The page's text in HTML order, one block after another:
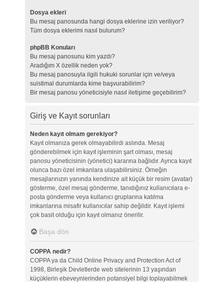
Dosya ekleri
Bu mesaj panosunda hangi dosya eklerine izin veriliyor?
Tüm dosya eklerimi nasıl bulurum?
phpBB Konuları
Bu mesaj panosunu kim yazdı?
Aradığım X özellik neden yok?
Bu mesaj panosuyla ilgili hukuki sorunlar için ve/veya
suistimal durumlarda kime başvurabilirim?
Bir mesaj panosu yöneticisiyle nasıl iletişime geçebilirim?
Giriş ve Kayıt sorunları
Neden kayıt olmam gerekiyor?
Kayıt olmanıza gerek olmayabilirdi aslında. Mesaj
gönderebilmek için kayıt işleminin şart olması, mesaj
panosu yöneticisinin (yönetici) kararına bağlıdır. Ayrıca kayıt
olunca bazı özel imkanlara ulaşabilirsiniz. Örneğin
mesajlarınızın yanında kendinize ait küçük bir resim (avatar)
gösterme, özel mesaj gönderme, tanıdığınız kullanıcılara e-
posta gönderme veya kullanıcı gruplarına katılma
imkanlarına misafir kullanıcılar sahip değildir. Kayıt işlemi
çok basit olduğu için kayıt olmanız önerilir.
Başa dön
COPPA nedir?
COPPA ya da Child Online Privacy and Protection Act of
1998, Birleşik Devletlerde web sitelerinin 13 yaşından
küçüklerin ebeveynlerinden potansiyel bilgi toplayabilmek